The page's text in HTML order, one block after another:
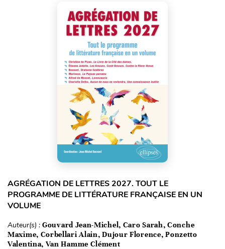
AGRÉGATION DE LETTRES 2027. TOUT LE
PROGRAMME DE LITTÉRATURE FRANÇAISE EN UN
VOLUME
Auteur(s) : Gouvard Jean-Michel, Caro Sarah, Conche
Maxime, Corbellari Alain, Dujour Florence, Ponzetto
Valentina, Van Hamme Clément